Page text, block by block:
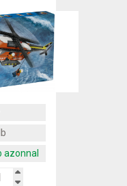
azonnal